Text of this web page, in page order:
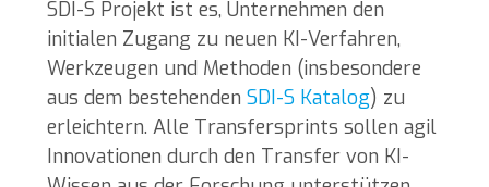
SDI-S Projekt ist es, Unternehmen den
initialen Zugang zu neuen KI-Verfahren,
Werkzeugen und Methoden (insbesondere
aus dem bestehenden SDI-S Katalog) zu
erleichtern. Alle Transfersprints sollen agil
Innovationen durch den Transfer von KI-